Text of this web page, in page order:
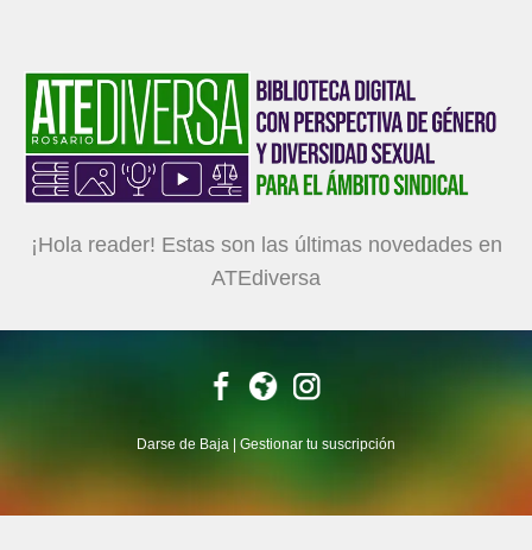
¡Hola reader! Estas son las últimas novedades en
ATEdiversa
Darse de Baja Gestionar tu suscripción